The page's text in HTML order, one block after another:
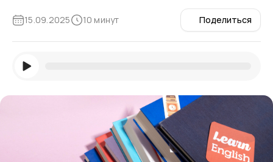
15.09.2025 10 минут Поделиться